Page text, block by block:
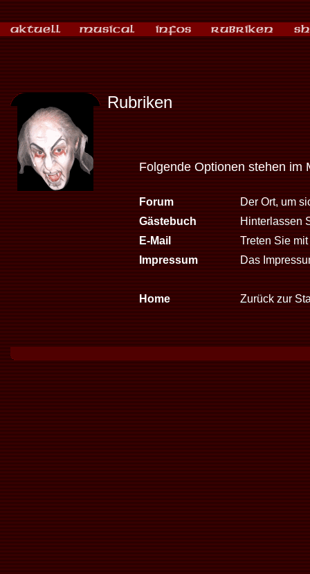
Rubriken
Folgende Optionen stehen im
Forum
Der Ort, um
Gästebuch
Hinterlassen
E-Mail
Treten Sie
Impressum
Das
Home Zurück zur